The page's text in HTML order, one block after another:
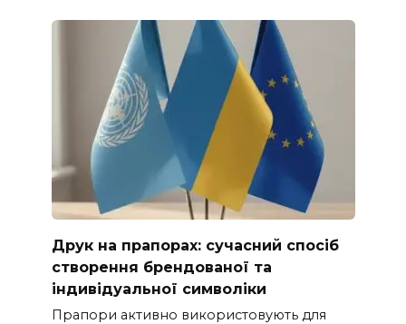
Друк на прапорах: сучасний спосіб
створення брендованої та
індивідуальної символіки
Прапори активно використовують для